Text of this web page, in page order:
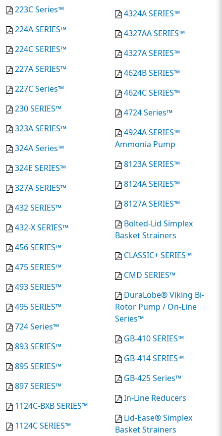
223C Series™
224A SERIES™
224C SERIES™
227A SERIES™
227C Series™
230 SERIES™
323A SERIES™
324A Series™
324E SERIES™
327A SERIES™
432 SERIES™
432-X SERIES™
456 SERIES™
475 SERIES™
493 SERIES™
495 SERIES™
724 Series™
893 SERIES™
895 SERIES™
897 SERIES™
1124C-BXB SERIES™
1124C SERIES™
4324A SERIES™
4327AA SERIES™
4327A SERIES™
4624B SERIES™
4624C SERIES™
4724 Series™
4924A SERIES™
Ammonia Pump
8123A SERIES™
8124A SERIES™
8127A SERIES™
Bolted-Lid Simplex
Basket Strainers
CLASSIC+ SERIES™
CMD SERIES™
DuraLobe® Viking Bi-
Rotor Pump / On-Line
Series™
GB-410 SERIES™
GB-414 SERIES™
GB-425 Series™
In-Line Reducers
Lid-Ease® Simplex
Basket Strainers